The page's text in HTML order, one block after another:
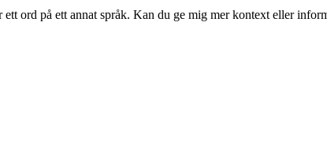
ord på ett annat språk. Kan du ge mig mer kontext eller